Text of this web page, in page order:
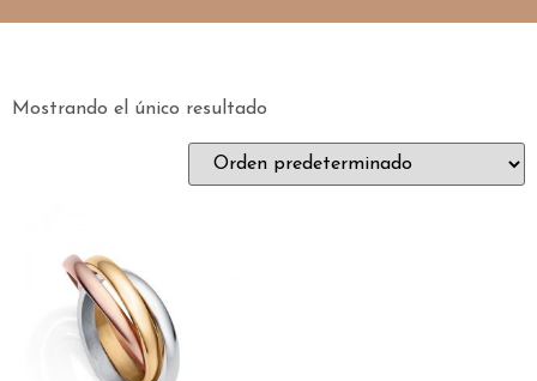
Mostrando el único resultado